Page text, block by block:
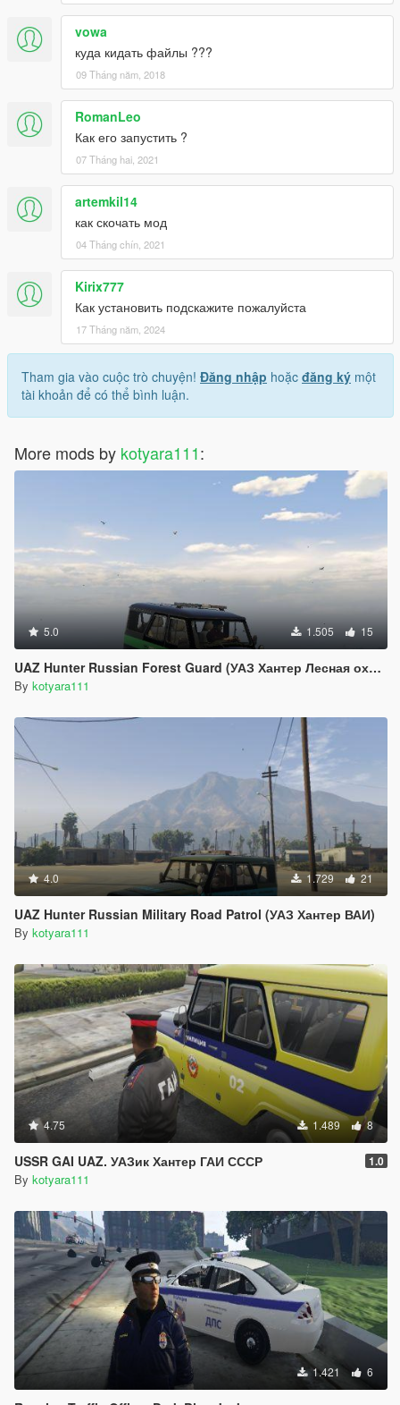
vowa
куда кидать файлы ???
09 Tháng năm, 2018
RomanLeo
Как его запустить ?
07 Tháng hai, 2021
artemkil14
как скочать мод
04 Tháng chín, 2021
Kirix777
Как установить подскажите пожалуйста
17 Tháng năm, 2024
Tham gia vào cuộc trò chuyện! Đăng nhập hoặc đăng ký một
tài khoản để có thể bình luận.
More mods by kotyara111:
5.0 1.505 15
UAZ Hunter Russian Forest Guard (УАЗ Хантер Лесная охрана)
By kotyara111
4.0 1.729 21
UAZ Hunter Russian Military Road Patrol (УАЗ Хантер ВАИ)
By kotyara111
4.75 1.489 8
USSR GAI UAZ. УАЗик Хантер ГАИ СССР 1.0
By kotyara111
1.421 6